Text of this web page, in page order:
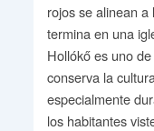
rojos se alinean
termina en una
Hollókő es uno
conserva la
especialmente
los habitantes